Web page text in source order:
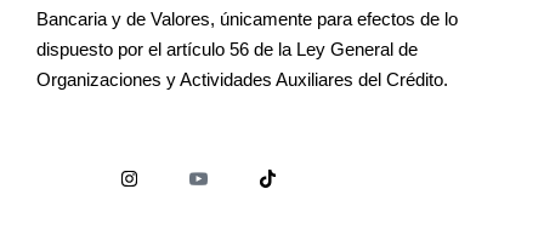
Bancaria y de Valores, únicamente para efectos de lo
dispuesto por el artículo 56 de la Ley General de
Organizaciones y Actividades Auxiliares del Crédito.